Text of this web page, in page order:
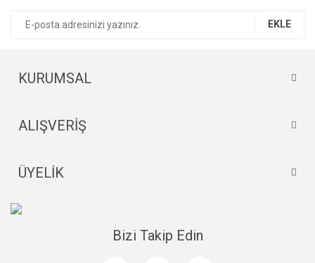
EKLE
KURUMSAL
ALIŞVERİŞ
ÜYELİK
Bizi Takip Edin